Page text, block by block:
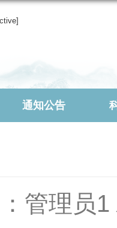
通知公告
管理员1